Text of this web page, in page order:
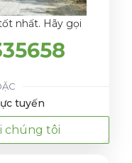
nhất. Hãy gọi
tuyến
chúng tôi